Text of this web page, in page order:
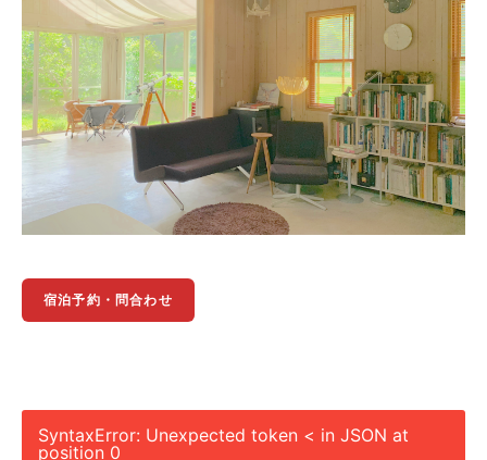
宿泊予約・問合わせ
SyntaxError: Unexpected token < in JSON at
position 0